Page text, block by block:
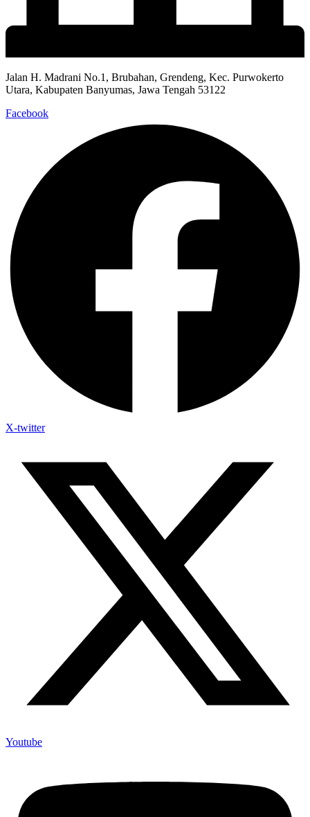
Jalan H. Madrani No.1, Brubahan, Grendeng, Kec. Purwokerto
Utara, Kabupaten Banyumas, Jawa Tengah 53122​
Facebook
X-twitter
Youtube